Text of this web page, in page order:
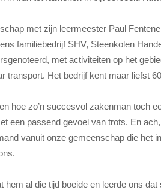
met zijn leermeester Paul
familiebedrijf SHV, Steenkolen
met activiteiten op het
transport. Het bedrijf kent maar liefst
hoe zo’n succesvol zakenman toch
een passend gevoel van trots. En
vanuit onze gemeenschap die het
hem al die tijd boeide en leerde ons